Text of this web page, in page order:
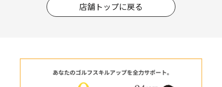
店舗トップに戻る